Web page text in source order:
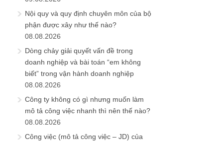
Nội quy và quy định chuyên môn của bộ
phận được xây như thế nào?
08.08.2026
Dòng chảy giải quyết vấn đề trong
doanh nghiệp và bài toán “em không
biết” trong vận hành doanh nghiệp
08.08.2026
Công ty không có gì nhưng muốn làm
mô tả công việc nhanh thì nên thế nào?
08.08.2026
Công việc (mô tả công việc – JD) của